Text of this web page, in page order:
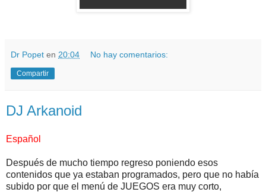
Dr Popet en 20:04 No hay comentarios:
Compartir
DJ Arkanoid
Español
Después de mucho tiempo regreso poniendo esos
contenidos que ya estaban programados, pero que no había
subido por que el menú de JUEGOS era muy corto,